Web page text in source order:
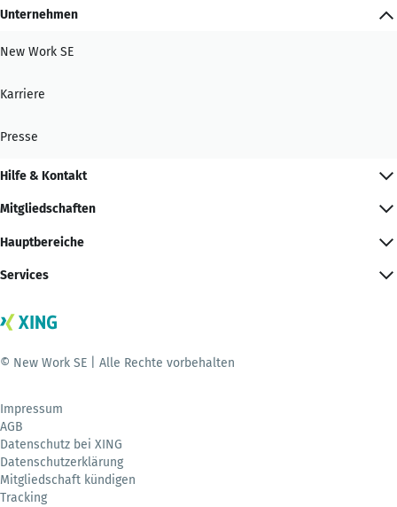
Unternehmen
New Work SE
Karriere
Presse
Hilfe & Kontakt
Mitgliedschaften
Hauptbereiche
Services
© New Work SE | Alle Rechte vorbehalten
Impressum
AGB
Datenschutz bei XING
Datenschutzerklärung
Mitgliedschaft kündigen
Tracking